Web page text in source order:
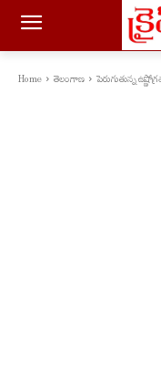
Home తెలంగాణ పెరుగుతున్న